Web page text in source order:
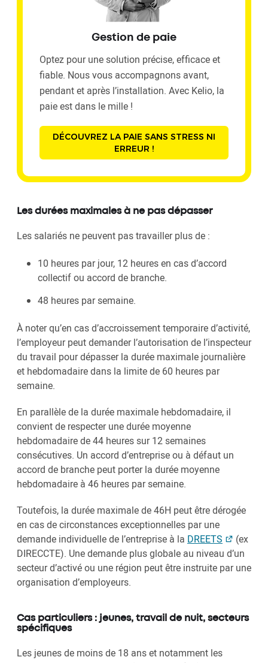
Gestion de paie
Optez pour une solution précise, efficace et
fiable. Nous vous accompagnons avant,
pendant et après l’installation. Avec Kelio, la
paie est dans le mille !
DÉCOUVREZ LA PAIE SANS STRESS NI
ERREUR !
Les durées maximales à ne pas dépasser
Les salariés ne peuvent pas travailler plus de :
10 heures par jour, 12 heures en cas d’accord
collectif ou accord de branche.
48 heures par semaine.
À noter qu’en cas d’accroissement temporaire d’activité,
l’employeur peut demander l’autorisation de l’inspecteur
du travail pour dépasser la durée maximale journalière
et hebdomadaire dans la limite de 60 heures par
semaine.
En parallèle de la durée maximale hebdomadaire, il
convient de respecter une durée moyenne
hebdomadaire de 44 heures sur 12 semaines
consécutives. Un accord d’entreprise ou à défaut un
accord de branche peut porter la durée moyenne
hebdomadaire à 46 heures par semaine.
Toutefois, la durée maximale de 46H peut être dérogée
en cas de circonstances exceptionnelles par une
demande individuelle de l’entreprise à la DREETS
(ex
DIRECCTE). Une demande plus globale au niveau d’un
secteur d’activé ou une région peut être instruite par une
organisation d’employeurs.
Cas particuliers : jeunes, travail de nuit, secteurs
spécifiques
Les jeunes de moins de 18 ans et notamment les